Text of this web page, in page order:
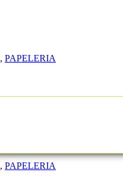
, PAPELERIA
, PAPELERIA